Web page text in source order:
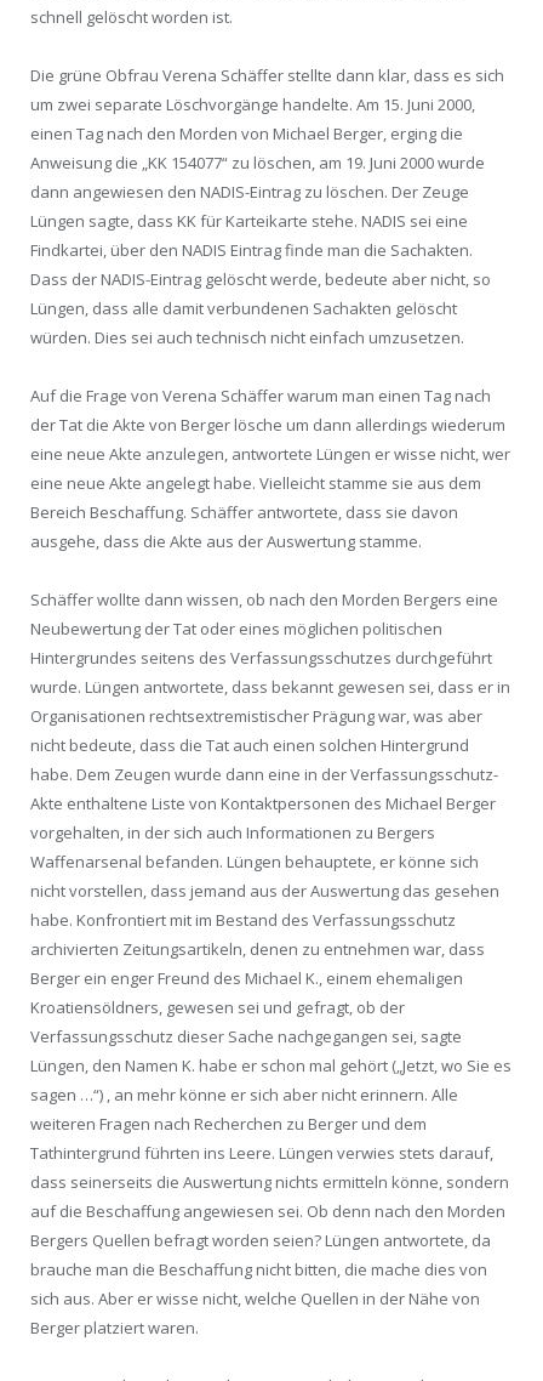
schnell gelöscht worden ist.
Die grüne Obfrau Verena Schäffer stellte dann klar, dass es sich
um zwei separate Löschvorgänge handelte. Am 15. Juni 2000,
einen Tag nach den Morden von Michael Berger, erging die
Anweisung die „KK 154077“ zu löschen, am 19. Juni 2000 wurde
dann angewiesen den NADIS-Eintrag zu löschen. Der Zeuge
Lüngen sagte, dass KK für Karteikarte stehe. NADIS sei eine
Findkartei, über den NADIS Eintrag finde man die Sachakten.
Dass der NADIS-Eintrag gelöscht werde, bedeute aber nicht, so
Lüngen, dass alle damit verbundenen Sachakten gelöscht
würden. Dies sei auch technisch nicht einfach umzusetzen.
Auf die Frage von Verena Schäffer warum man einen Tag nach
der Tat die Akte von Berger lösche um dann allerdings wiederum
eine neue Akte anzulegen, antwortete Lüngen er wisse nicht, wer
eine neue Akte angelegt habe. Vielleicht stamme sie aus dem
Bereich Beschaffung. Schäffer antwortete, dass sie davon
ausgehe, dass die Akte aus der Auswertung stamme.
Schäffer wollte dann wissen, ob nach den Morden Bergers eine
Neubewertung der Tat oder eines möglichen politischen
Hintergrundes seitens des Verfassungsschutzes durchgeführt
wurde. Lüngen antwortete, dass bekannt gewesen sei, dass er in
Organisationen rechtsextremistischer Prägung war, was aber
nicht bedeute, dass die Tat auch einen solchen Hintergrund
habe. Dem Zeugen wurde dann eine in der Verfassungsschutz-
Akte enthaltene Liste von Kontaktpersonen des Michael Berger
vorgehalten, in der sich auch Informationen zu Bergers
Waffenarsenal befanden. Lüngen behauptete, er könne sich
nicht vorstellen, dass jemand aus der Auswertung das gesehen
habe. Konfrontiert mit im Bestand des Verfassungsschutz
archivierten Zeitungsartikeln, denen zu entnehmen war, dass
Berger ein enger Freund des Michael K., einem ehemaligen
Kroatiensöldners, gewesen sei und gefragt, ob der
Verfassungsschutz dieser Sache nachgegangen sei, sagte
Lüngen, den Namen K. habe er schon mal gehört („Jetzt, wo Sie es
sagen …“) , an mehr könne er sich aber nicht erinnern. Alle
weiteren Fragen nach Recherchen zu Berger und dem
Tathintergrund führten ins Leere. Lüngen verwies stets darauf,
dass seinerseits die Auswertung nichts ermitteln könne, sondern
auf die Beschaffung angewiesen sei. Ob denn nach den Morden
Bergers Quellen befragt worden seien? Lüngen antwortete, da
brauche man die Beschaffung nicht bitten, die mache dies von
sich aus. Aber er wisse nicht, welche Quellen in der Nähe von
Berger platziert waren.